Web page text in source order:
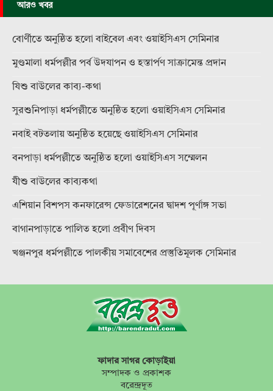
আরও খবর
বোর্ণীতে অনুষ্ঠিত হলো বাইবেল এবং ওয়াইসিএস সেমিনার
মুণ্ডমালা ধর্মপল্লীর পর্ব উদযাপন ও হস্তার্পণ সাক্রামেন্ত প্রদান
যিশু বাউলের কাব্য-কথা
সুরশুনিপাড়া ধর্মপল্লীতে অনুষ্ঠিত হলো ওয়াইসিএস সেমিনার
নবাই বটতলায় অনুষ্ঠিত হয়েছে ওয়াইসিএস সেমিনার
বনপাড়া ধর্মপল্লীতে অনুষ্ঠিত হলো ওয়াইসিএস সম্মেলন
যীশু বাউলের কাব্যকথা
এশিয়ান বিশপস কনফারেন্স ফেডারেশনের দ্বাদশ পূর্ণাঙ্গ সভা
বাগানপাড়াতে পালিত হলো প্রবীণ দিবস
খঞ্জনপুর ধর্মপল্লীতে পালকীয় সমাবেশের প্রস্তুতিমূলক সেমিনার
ফাদার সাগর কোড়াইয়া
সম্পাদক ও প্রকাশক
বরেন্দ্রদূত